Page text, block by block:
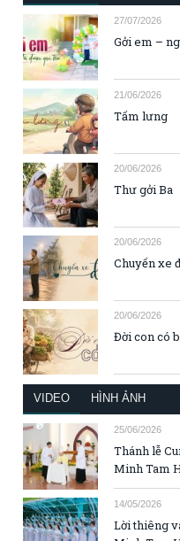
27/07/2026
Gởi em –
21/06/2026
Tấm lưng
20/06/2026
Thư gởi Ba
20/06/2026
Chuyến xe
20/06/2026
Đời con có
VIDEO HÌNH ẢNH
25/06/2026
Thánh lễ
Minh Tam
14/05/2026
Lời thiêng